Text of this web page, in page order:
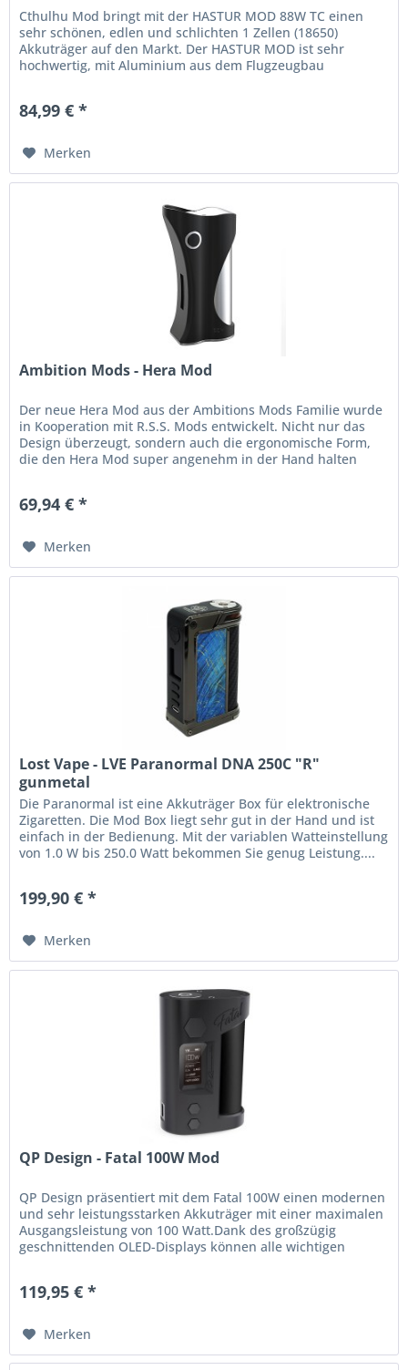
Cthulhu Mod bringt mit der HASTUR MOD 88W TC einen
sehr schönen, edlen und schlichten 1 Zellen (18650)
Akkuträger auf den Markt. Der HASTUR MOD ist sehr
hochwertig, mit Aluminium aus dem Flugzeugbau
84,99 € *
Merken
Ambition Mods - Hera Mod
Der neue Hera Mod aus der Ambitions Mods Familie wurde
in Kooperation mit R.S.S. Mods entwickelt. Nicht nur das
Design überzeugt, sondern auch die ergonomische Form,
die den Hera Mod super angenehm in der Hand halten
69,94 € *
Merken
Lost Vape - LVE Paranormal DNA 250C "R"
gunmetal
Die Paranormal ist eine Akkuträger Box für elektronische
Zigaretten. Die Mod Box liegt sehr gut in der Hand und ist
einfach in der Bedienung. Mit der variablen Watteinstellung
von 1.0 W bis 250.0 Watt bekommen Sie genug Leistung....
199,90 € *
Merken
QP Design - Fatal 100W Mod
QP Design präsentiert mit dem Fatal 100W einen modernen
und sehr leistungsstarken Akkuträger mit einer maximalen
Ausgangsleistung von 100 Watt.Dank des großzügig
geschnittenden OLED-Displays können alle wichtigen
119,95 € *
Merken